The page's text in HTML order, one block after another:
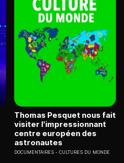
Thomas Pesquet nous fait
visiter l'impressionnant
centre européen des
astronautes
DOCUMENTAIRES CULTURES DU MONDE